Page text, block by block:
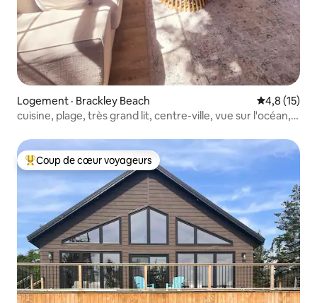
Logement · Brackley Beach Note
4,8 (15)
cuisine, plage, très grand lit, centre-ville, vue sur l'océan,
Coup de cœur voyageurs parmi les plus aimés
Coup de cœur voyageurs